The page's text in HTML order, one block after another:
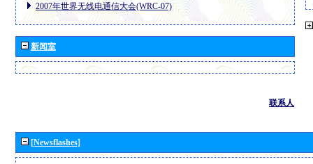
2007年世界无线电通信大会(WRC-07)
新闻室
联系人
[Newsflashes]